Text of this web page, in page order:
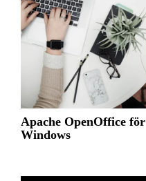
Apache OpenOffice för
Windows